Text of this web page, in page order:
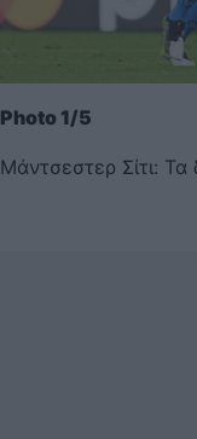
Photo 1/5
Μάντσεστερ Σίτι: Τα